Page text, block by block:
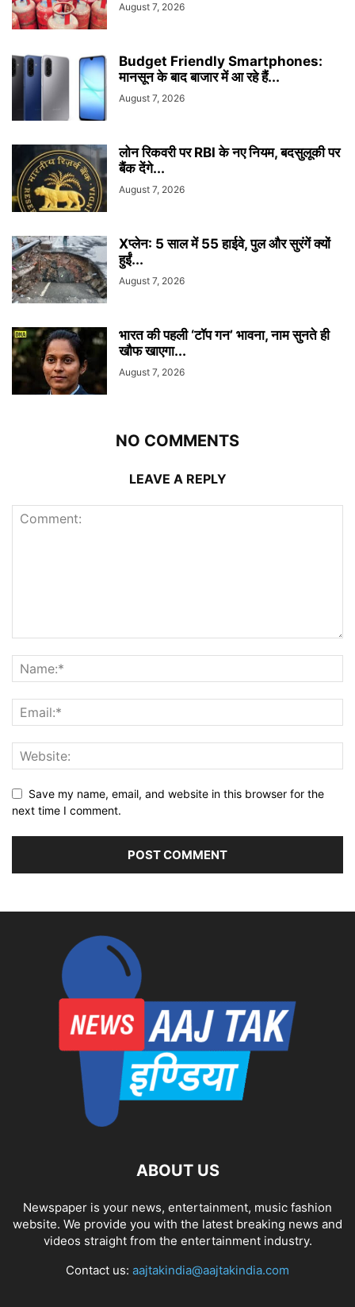
August 7, 2026
Budget Friendly Smartphones:
मानसून के बाद बाजार में आ रहे हैं...
August 7, 2026
लोन रिकवरी पर RBI के नए नियम, बदसुलूकी पर
बैंक देंगे...
August 7, 2026
Xप्लेन: 5 साल में 55 हाईवे, पुल और सुरंगें क्यों
हुईं...
August 7, 2026
भारत की पहली ‘टॉप गन’ भावना, नाम सुनते ही
खौफ खाएगा...
August 7, 2026
NO COMMENTS
LEAVE A REPLY
Save my name, email, and website in this browser for the
next time I comment.
ABOUT US
Newspaper is your news, entertainment, music fashion
website. We provide you with the latest breaking news and
videos straight from the entertainment industry.
Contact us: aajtakindia@aajtakindia.com